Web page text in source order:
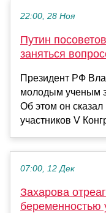
22:00, 28 Ноя
Путин
заняться
Президент РФ
молодым ученым
Об этом он сказал
участников V
07:00, 12 Дек
Захарова
беременностью